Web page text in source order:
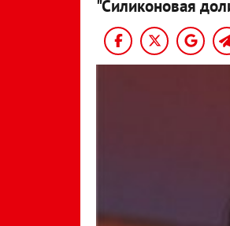
"Силиконовая